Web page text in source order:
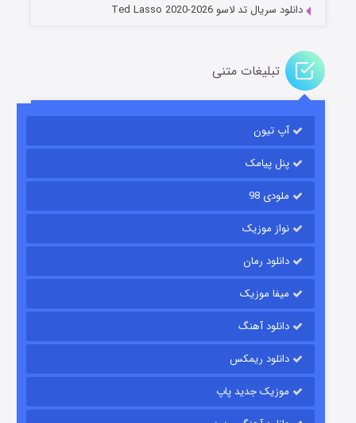
قسمت
دانلود سریال تد لاسو Ted Lasso 2020-2026
تبلیغات متنی
آپ تیون
پنل پیامک
ملودی 98
نواز موزیک
دانلود رمان
میفا موزیک
دانلود آهنگ
دانلود ریمکس
موزیک جدید پاپ